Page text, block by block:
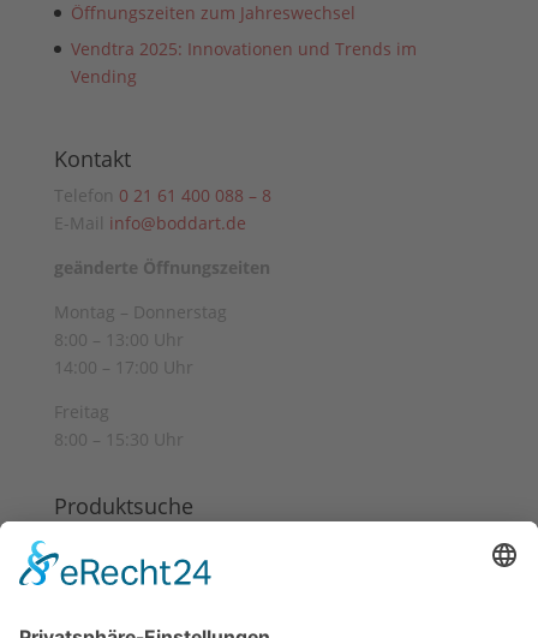
Öffnungszeiten zum Jahreswechsel
Vendtra 2025: Innovationen und Trends im
Vending
Kontakt
Telefon 0 21 61 400 088 – 8
E-Mail info@boddart.de
geänderte Öffnungszeiten
Montag – Donnerstag
8:00 – 13:00 Uhr
14:00 – 17:00 Uhr
Freitag
8:00 – 15:30 Uhr
Produktsuche
nach: